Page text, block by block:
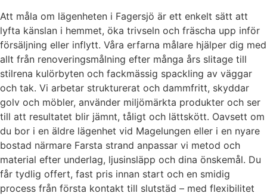
Att måla om lägenheten i Fagersjö är ett enkelt sätt att
lyfta känslan i hemmet, öka trivseln och fräscha upp inför
försäljning eller inflytt. Våra erfarna målare hjälper dig med
allt från renoveringsmålning efter många års slitage till
stilrena kulörbyten och fackmässig spackling av väggar
och tak. Vi arbetar strukturerat och dammfritt, skyddar
golv och möbler, använder miljömärkta produkter och ser
till att resultatet blir jämnt, tåligt och lättskött. Oavsett om
du bor i en äldre lägenhet vid Magelungen eller i en nyare
bostad närmare Farsta strand anpassar vi metod och
material efter underlag, ljusinsläpp och dina önskemål. Du
får tydlig offert, fast pris innan start och en smidig
process från första kontakt till slutstäd – med flexibilitet